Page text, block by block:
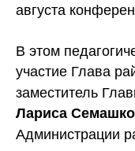
августа
В этом
участие Глава
заместитель
Лариса Семашко
Администрации